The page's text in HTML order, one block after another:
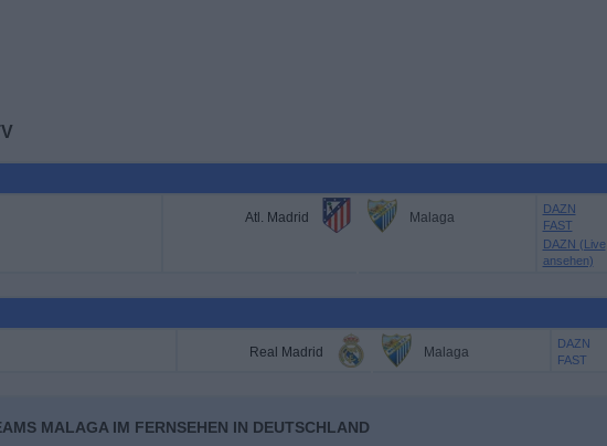
Atl. Madrid Malaga
DAZN
FAST
DAZN (Live
ansehen)
Real Madrid Malaga
DAZN
FAST
MALAGA IM FERNSEHEN IN DEUTSCHLAND